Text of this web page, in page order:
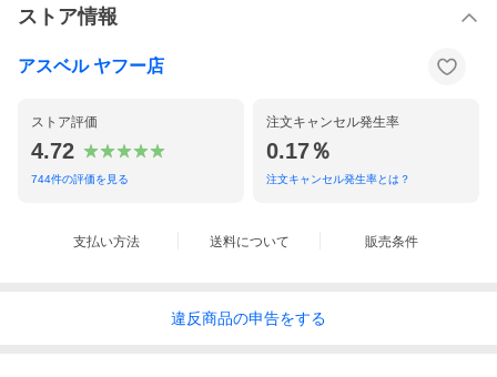
ストア情報
アスベル ヤフー店
ストア評価
4.72
744件の評価を見る
注文キャンセル発生率
0.17％
注文キャンセル発生率とは？
支払い方法 送料について 販売条件
違反商品の申告をする